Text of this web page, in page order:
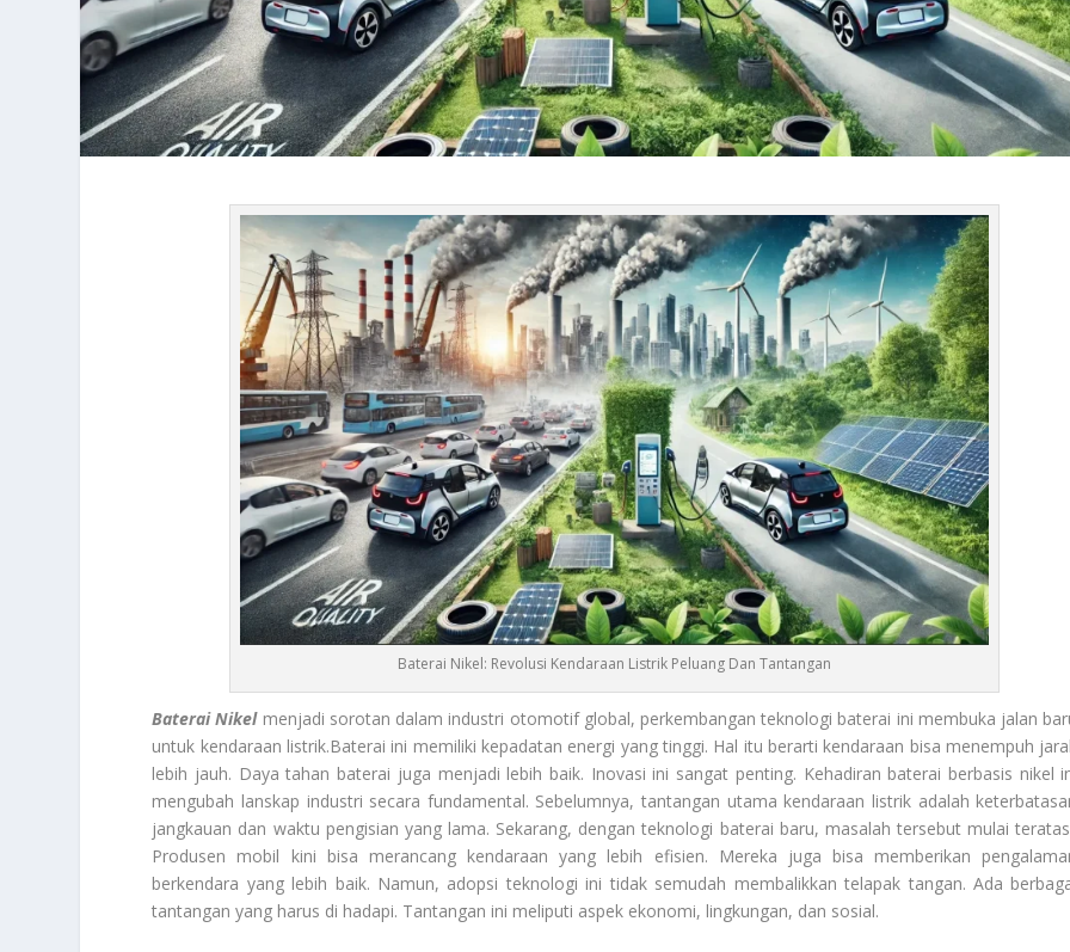
Baterai Nikel: Revolusi Kendaraan Listrik Peluang Dan Tantangan
Baterai Nikelmenjadi sorotan dalam industri otomotif global, perkembangan teknologi baterai ini membuka jalan
untuk kendaraan listrik.Baterai ini memiliki kepadatan energi yang tinggi. Hal itu berarti kendaraan bisa menempuh
lebih jauh. Daya tahan baterai juga menjadi lebih baik. Inovasi ini sangat penting. Kehadiran baterai berbasis nikel
mengubah lanskap industri secara fundamental. Sebelumnya, tantangan utama kendaraan listrik adalah
jangkauan dan waktu pengisian yang lama. Sekarang, dengan teknologi baterai baru, masalah tersebut mulai
Produsen mobil kini bisa merancang kendaraan yang lebih efisien. Mereka juga bisa memberikan
berkendara yang lebih baik. Namun, adopsi teknologi ini tidak semudah membalikkan telapak tangan. Ada
tantangan yang harus di hadapi. Tantangan ini meliputi aspek ekonomi, lingkungan, dan sosial.